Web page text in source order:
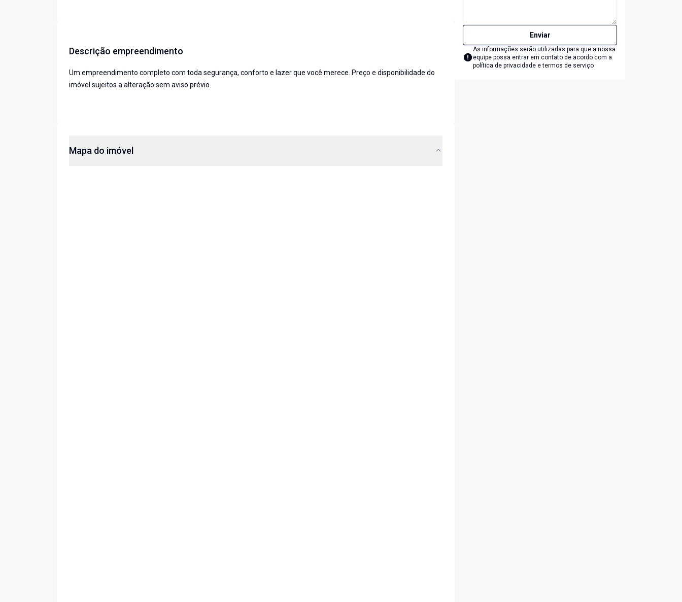
Descrição empreendimento
Um empreendimento completo com toda segurança, conforto e lazer que você merece. Preço e disponibilidade do
imóvel sujeitos a alteração sem aviso prévio.
Mapa do imóvel
Enviar
As informações serão utilizadas para que a nossa
equipe possa entrar em contato de acordo com a
política de privacidade e termos de serviço